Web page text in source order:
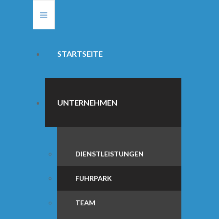
STARTSEITE
UNTERNEHMEN
DIENSTLEISTUNGEN
FUHRPARK
TEAM